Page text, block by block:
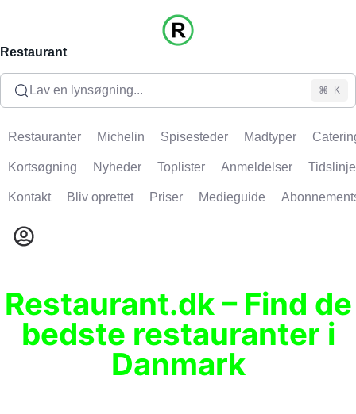
Restaurant
Lav en lynsøgning... ⌘+K
Restauranter Michelin Spisesteder Madtyper
Kortsøgning Nyheder Toplister Anmeldelser Tidslinje
Kontakt Bliv oprettet Priser Medieguide
Restaurant.dk – Find de
bedste restauranter i
Danmark